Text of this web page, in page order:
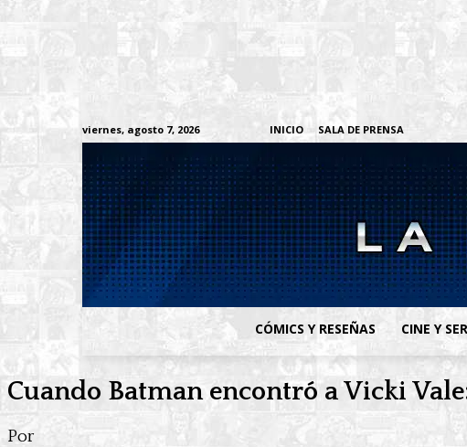
viernes, agosto 7, 2026 INICIO SALA DE PRENSA
CÓMICS Y RESEÑAS CINE Y
Cuando Batman encontró a Vicki
Por